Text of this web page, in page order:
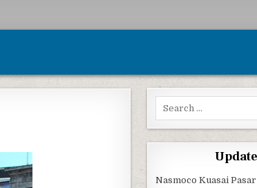
Search for:
Nasmoco Kuasai